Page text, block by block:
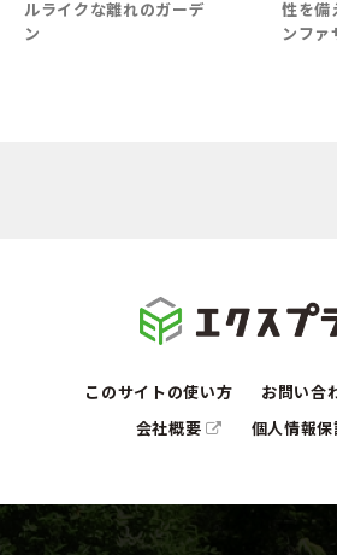
ライクな離れのガーデ
性を備え
ンファサ
このサイトの使い方 お問い合
会社概要
個人情報